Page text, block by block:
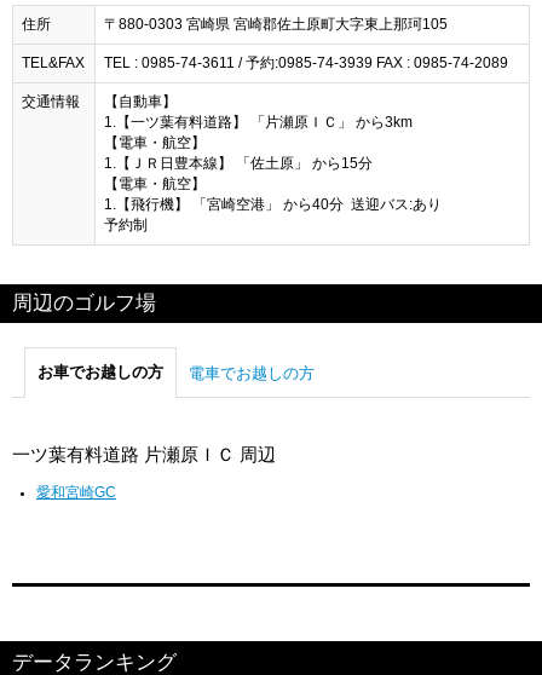
住所 〒880-0303 宮崎県 宮崎郡佐土原町大字東上那珂105
TEL&FAX TEL : 0985-74-3611 / 予約:0985-74-3939 FAX : 0985-74-2089
交通情報
【自動車】
1.【一ツ葉有料道路】 「片瀬原ＩＣ」 から3km
【電車・航空】
1.【ＪＲ日豊本線】 「佐土原」 から15分
【電車・航空】
1.【飛行機】 「宮崎空港」 から40分 送迎バス:あり
予約制
周辺のゴルフ場
お車でお越しの方 電車でお越しの方
一ツ葉有料道路 片瀬原ＩＣ 周辺
愛和宮崎GC
データランキング